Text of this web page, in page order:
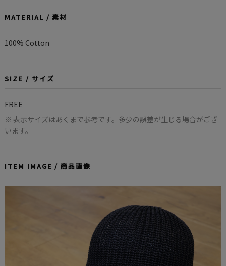
MATERIAL / 素材
100% Cotton
SIZE / サイズ
FREE
※ 表示サイズはあくまで参考です。多少の誤差が生じる場合がござ
います。
ITEM IMAGE / 商品画像